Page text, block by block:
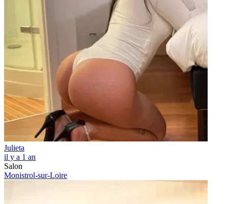
Julieta
il y a 1 an
Salon
Monistrol-sur-Loire